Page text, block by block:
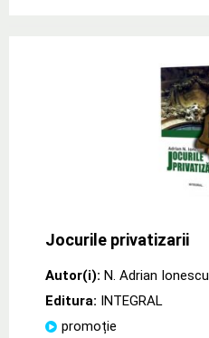
Jocurile privatizarii
Autor(i): N. Adrian Ionescu
Editura: INTEGRAL
promoție